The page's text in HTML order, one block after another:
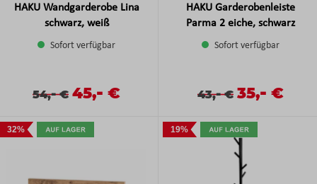
HAKU Wandgarderobe Lina
schwarz, weiß
Sofort verfügbar
Verkaufspreis:
Regulärer Preis:
54,-€ Verkaufspreis:
45,- €
HAKU Garderobenleiste
Parma 2 eiche, schwarz
Sofort verfügbar
Verkaufspreis:
Regulärer Preis:
43,-€ 35,- €
32% 19%